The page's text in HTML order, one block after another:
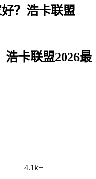
？浩卡联盟
卡联盟2026最
4.1k+